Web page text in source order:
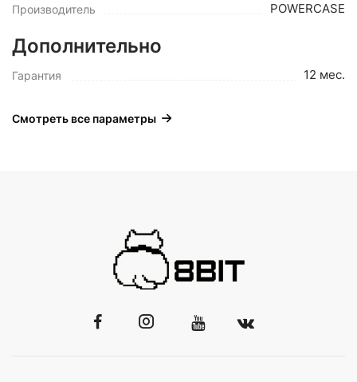
Производитель POWERCASE
Дополнительно
Гарантия 12 мес.
Смотреть все параметры